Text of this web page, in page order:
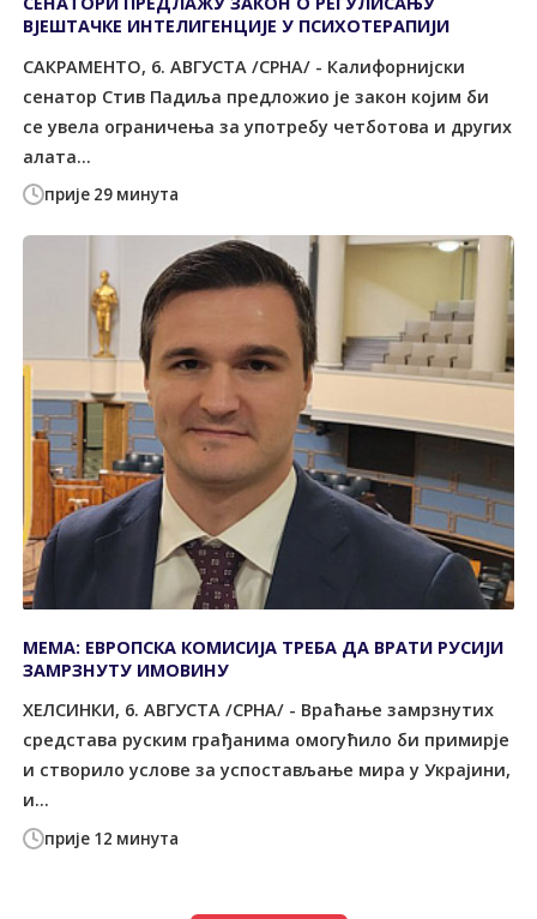
прије 29 минута
ВЈЕШТАЧКЕ ИНТЕЛИГЕНЦИЈЕ У ПСИХОТЕРАПИЈИ
САКРАМЕНТО, 6. АВГУСТА /СРНА/ - Калифорнијски
сенатор Стив Падиља предложио је закон којим би
се увела ограничења за употребу четботова и других
алата...
прије 12 минута
МЕМА: ЕВРОПСКА КОМИСИЈА ТРЕБА ДА ВРАТИ РУСИЈИ
ЗАМРЗНУТУ ИМОВИНУ
ХЕЛСИНКИ, 6. АВГУСТА /СРНА/ - Враћање замрзнутих
средстава руским грађанима омогућило би примирје
и створило услове за успостављање мира у Украјини,
и...